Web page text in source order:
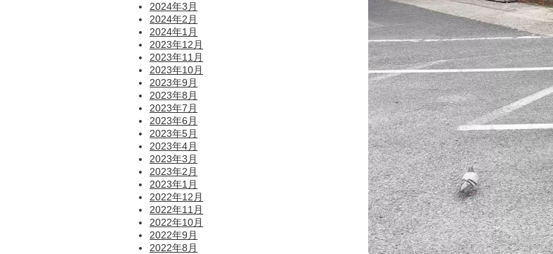
2024年3月
2024年2月
2024年1月
2023年12月
2023年11月
2023年10月
2023年9月
2023年8月
2023年7月
2023年6月
2023年5月
2023年4月
2023年3月
2023年2月
2023年1月
2022年12月
2022年11月
2022年10月
2022年9月
2022年8月